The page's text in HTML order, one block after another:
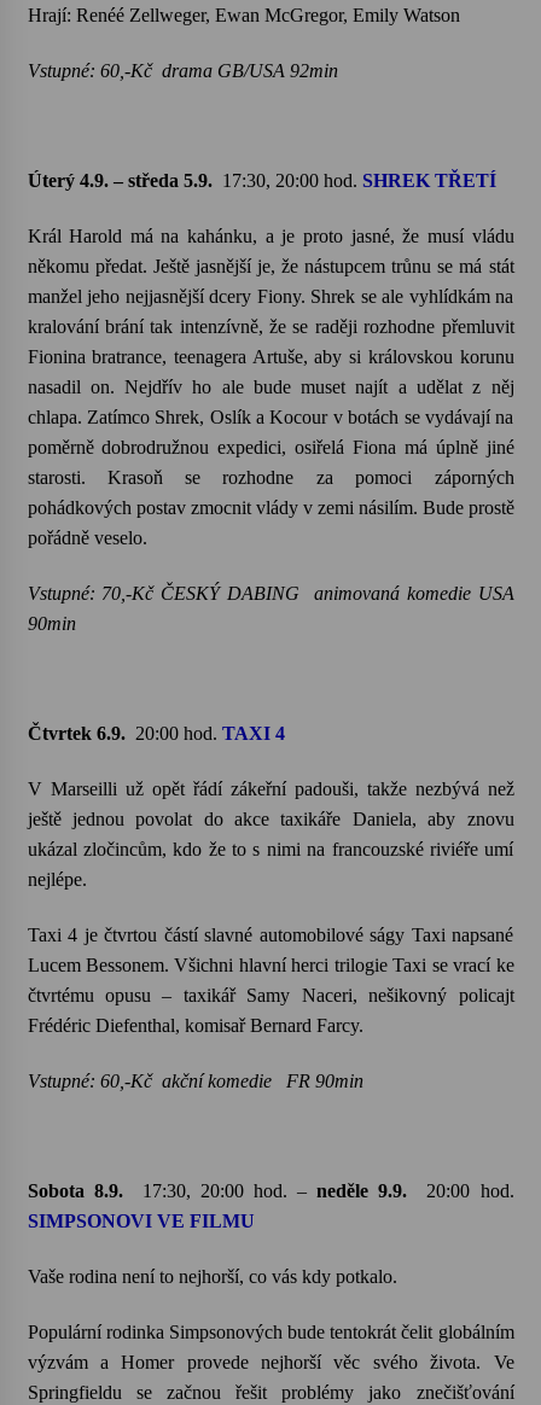
17. 7. 2026
14. 7. 2026
Za kulturou kousek za Humpolec. V Želivě ožije
odkaz Josefa Čapka
13. 7. 2026
Varhanní recitál Michala Novenka v Klášteře
Želiv
3. 7. 2026
Petr Adamec – Malovaný svět
30. 6. 2026
Hrají: Renéé Zellweger, Ewan McGregor, Emily Watson
Vstupné: 60,-Kč drama GB/USA 92min
Úterý 4.9. – středa 5.9. 17:30, 20:00 hod. SHREK TŘETÍ
Král Harold má na kahánku, a je proto jasné, že musí vládu
někomu předat. Ještě jasnější je, že nástupcem trůnu se má stát
manžel jeho nejjasnější dcery Fiony. Shrek se ale vyhlídkám na
kralování brání tak intenzívně, že se raději rozhodne přemluvit
Fionina bratrance, teenagera Artuše, aby si královskou korunu
nasadil on. Nejdřív ho ale bude muset najít a udělat z něj
chlapa. Zatímco Shrek, Oslík a Kocour v botách se vydávají na
poměrně dobrodružnou expedici, osiřelá Fiona má úplně jiné
starosti. Krasoň se rozhodne za pomoci záporných
pohádkových postav zmocnit vlády v zemi násilím. Bude prostě
pořádně veselo.
Vstupné: 70,-Kč ČESKÝ DABING animovaná komedie USA
90min
Čtvrtek 6.9. 20:00 hod. TAXI 4
V Marseilli už opět řádí zákeřní padouši, takže nezbývá než
ještě jednou povolat do akce taxikáře Daniela, aby znovu
ukázal zločincům, kdo že to s nimi na francouzské riviéře umí
nejlépe.
Taxi 4 je čtvrtou částí slavné automobilové ságy Taxi napsané
Lucem Bessonem. Všichni hlavní herci trilogie Taxi se vrací ke
čtvrtému opusu – taxikář Samy Naceri, nešikovný policajt
Frédéric Diefenthal, komisař Bernard Farcy.
Vstupné: 60,-Kč akční komedie FR 90min
Sobota 8.9. 17:30, 20:00 hod. –neděle 9.9.
20:00 hod.
SIMPSONOVI VE FILMU
Vaše rodina není to nejhorší, co vás kdy potkalo.
Populární rodinka Simpsonových bude tentokrát čelit globálním
výzvám a Homer provede nejhorší věc svého života. Ve
Springfieldu se začnou řešit problémy jako znečišťování